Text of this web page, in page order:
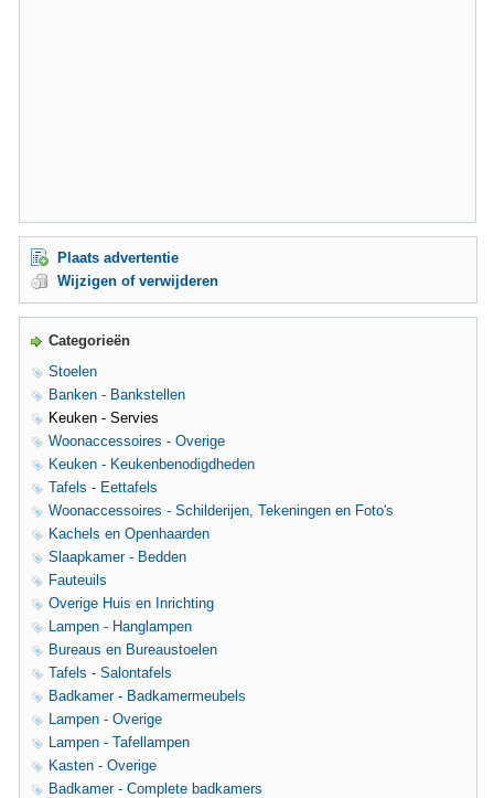
Plaats advertentie
Wijzigen of verwijderen
Categorieën
Stoelen
Banken - Bankstellen
Keuken - Servies
Woonaccessoires - Overige
Keuken - Keukenbenodigdheden
Tafels - Eettafels
Woonaccessoires - Schilderijen, Tekeningen en Foto's
Kachels en Openhaarden
Slaapkamer - Bedden
Fauteuils
Overige Huis en Inrichting
Lampen - Hanglampen
Bureaus en Bureaustoelen
Tafels - Salontafels
Badkamer - Badkamermeubels
Lampen - Overige
Lampen - Tafellampen
Kasten - Overige
Badkamer - Complete badkamers